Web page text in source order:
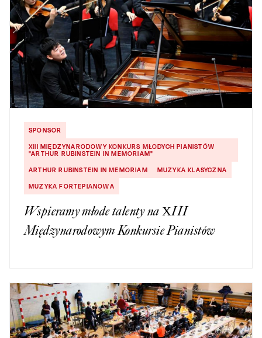
SPONSOR
XIII MIĘDZYNARODOWY KONKURS MŁODYCH PIANISTÓW
"ARTHUR RUBINSTEIN IN MEMORIAM"
ARTHUR RUBINSTEIN IN MEMORIAM
MUZYKA KLASYCZNA
MUZYKA FORTEPIANOWA
Wspieramy młode talenty na XIII
Międzynarodowym Konkursie Pianistów